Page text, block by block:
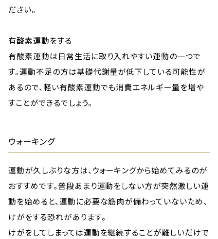
ださい。
有酸素運動をする
有酸素運動は日常生活に取り入れやすい運動の一つで
す。運動不足の方は基礎代謝量が低下している可能性が
あるので、軽い有酸素運動でも消費エネルギー量を増や
すことができるでしょう。
ウォーキング
運動が久しぶりな方は、ウォーキングから始めてみるのが
おすすめです。普段あまり運動をしない方が突然激しい運
動を始めると、運動に必要な筋肉が備わっていないため、
けがをする恐れがあります。
けがをしてしまっては運動を継続することが難しいだけで